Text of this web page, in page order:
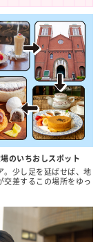
のいちおしスポット
。少し足を延ばせば、地
差するこの場所をゆっ